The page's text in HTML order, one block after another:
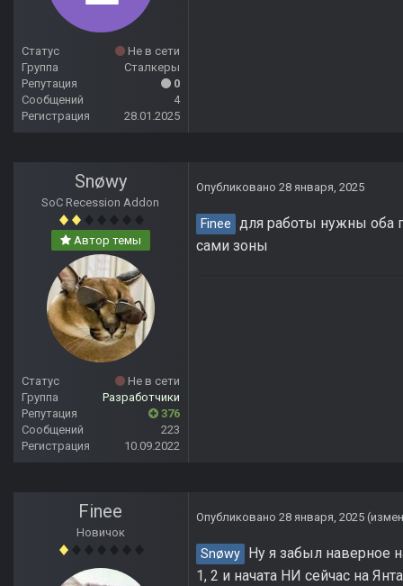
Статус
Не в сети
Группа
Сталкеры
Репутация
0
Сообщений
4
Регистрация
28.01.2025
Snøwy
SoC Recession Addon
Автор темы
Статус
Не в сети
Группа
Разработчики
Репутация
376
Сообщений
223
Регистрация
10.09.2022
Опубликовано 28 января, 2025
Finee для работы нужны оба
сами зоны
Finee
Новичок
Опубликовано 28 января, 2025
Snøwy
Ну я забыл наверное
1, 2 и начата НИ сейчас на